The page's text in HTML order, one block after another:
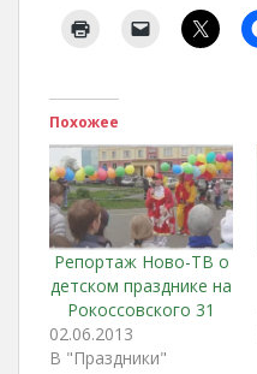
Похожее
Репортаж Ново-ТВ о
детском празднике на
Рокоссовского 31
02.06.2013
В "Праздники"